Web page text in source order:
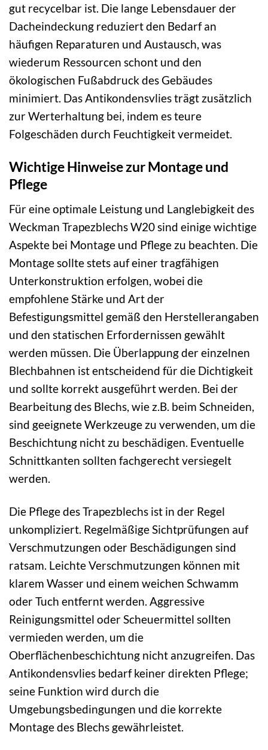
gut recycelbar ist. Die lange Lebensdauer der
Dacheindeckung reduziert den Bedarf an
häufigen Reparaturen und Austausch, was
wiederum Ressourcen schont und den
ökologischen Fußabdruck des Gebäudes
minimiert. Das Antikondensvlies trägt zusätzlich
zur Werterhaltung bei, indem es teure
Folgeschäden durch Feuchtigkeit vermeidet.
Wichtige Hinweise zur Montage und
Pflege
Für eine optimale Leistung und Langlebigkeit des
Weckman Trapezblechs W20 sind einige wichtige
Aspekte bei Montage und Pflege zu beachten. Die
Montage sollte stets auf einer tragfähigen
Unterkonstruktion erfolgen, wobei die
empfohlene Stärke und Art der
Befestigungsmittel gemäß den Herstellerangaben
und den statischen Erfordernissen gewählt
werden müssen. Die Überlappung der einzelnen
Blechbahnen ist entscheidend für die Dichtigkeit
und sollte korrekt ausgeführt werden. Bei der
Bearbeitung des Blechs, wie z.B. beim Schneiden,
sind geeignete Werkzeuge zu verwenden, um die
Beschichtung nicht zu beschädigen. Eventuelle
Schnittkanten sollten fachgerecht versiegelt
werden.
Die Pflege des Trapezblechs ist in der Regel
unkompliziert. Regelmäßige Sichtprüfungen auf
Verschmutzungen oder Beschädigungen sind
ratsam. Leichte Verschmutzungen können mit
klarem Wasser und einem weichen Schwamm
oder Tuch entfernt werden. Aggressive
Reinigungsmittel oder Scheuermittel sollten
vermieden werden, um die
Oberflächenbeschichtung nicht anzugreifen. Das
Antikondensvlies bedarf keiner direkten Pflege;
seine Funktion wird durch die
Umgebungsbedingungen und die korrekte
Montage des Blechs gewährleistet.